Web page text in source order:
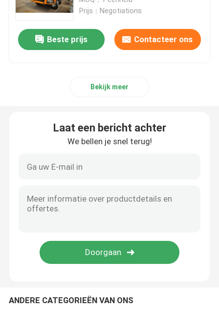
Gebruikt Hitachi-Graafwerktuig
Gebruikte dumptrucks
Gebruikte aanhangwagens
Mini-graafmachine
Prijs：Negotiations
Beste prijs Contacteer ons
Bekijk meer
Laat een bericht achter
We bellen je snel terug!
ANDERE CATEGORIEËN VAN ONS